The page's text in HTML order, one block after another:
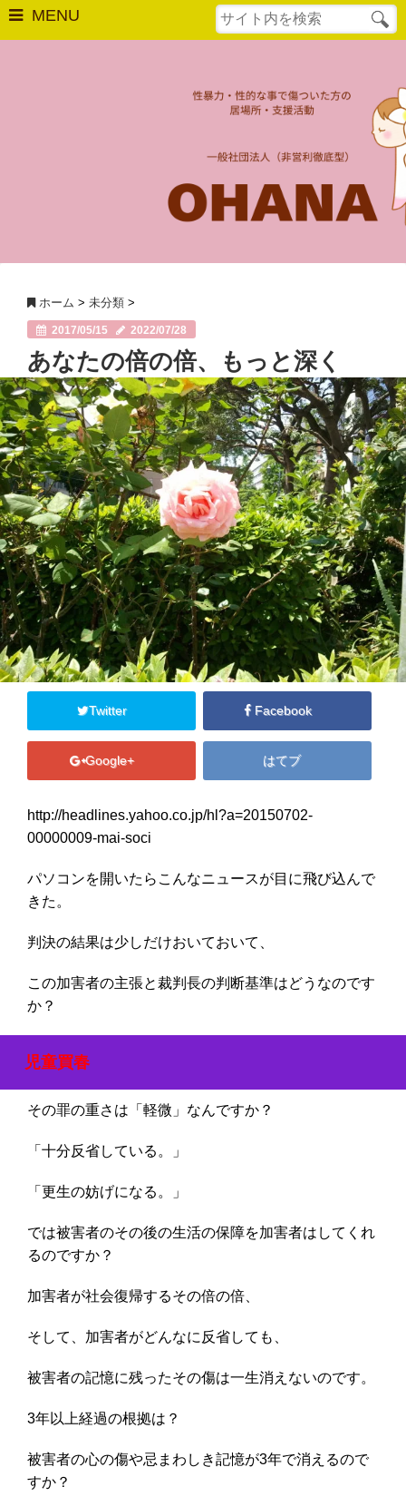
MENU
活動実績
年次報告
OHANAの活動
安心できる居場所
カウンセリングとトラウマ回復プログラム
ソーシャルワーク研究会
週末緊急シェルター
あなた自身を大切にするために
ご支援のお願い
ブログ
コンタクト
Close
ホーム > 未分類 >
2017/05/15 2022/07/28
あなたの倍の倍、もっと深く
Twitter Facebook
Google+ はてブ
http://headlines.yahoo.co.jp/hl?a=20150702-
00000009-mai-soci
パソコンを開いたらこんなニュースが目に飛び込んで
きた。
判決の結果は少しだけおいておいて、
この加害者の主張と裁判長の判断基準はどうなのです
か？
児童買春
その罪の重さは「軽微」なんですか？
「十分反省している。」
「更生の妨げになる。」
では被害者のその後の生活の保障を加害者はしてくれ
るのですか？
加害者が社会復帰するその倍の倍、
そして、加害者がどんなに反省しても、
被害者の記憶に残ったその傷は一生消えないのです。
3年以上経過の根拠は？
被害者の心の傷や忌まわしき記憶が3年で消えるので
すか？